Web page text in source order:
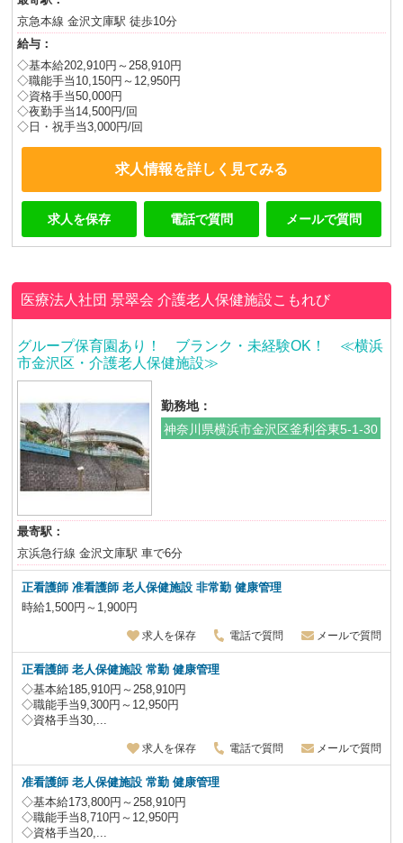
京急本線 金沢文庫駅 徒歩10分
給与：
◇基本給202,910円～258,910円
◇職能手当10,150円～12,950円
◇資格手当50,000円
◇夜勤手当14,500円/回
◇日・祝手当3,000円/回
求人情報を詳しく見てみる
求人を保存 電話で質問 メールで質問
医療法人社団 景翠会介護老人保健施設こもれび
グループ保育園あり！ ブランク・未経験OK！ ≪横浜
市金沢区・介護老人保健施設≫
勤務地：
神奈川県横浜市金沢区釜利谷東5-1-30
最寄駅：
京浜急行線 金沢文庫駅 車で6分
正看護師 准看護師 老人保健施設非常勤 健康管理
時給1,500円～1,900円
求人を保存 電話で質問 メールで質問
正看護師 老人保健施設常勤 健康管理
◇基本給185,910円～258,910円
◇職能手当9,300円～12,950円
◇資格手当30,...
求人を保存 電話で質問 メールで質問
准看護師 老人保健施設常勤 健康管理
◇基本給173,800円～258,910円
◇職能手当8,710円～12,950円
◇資格手当20,...